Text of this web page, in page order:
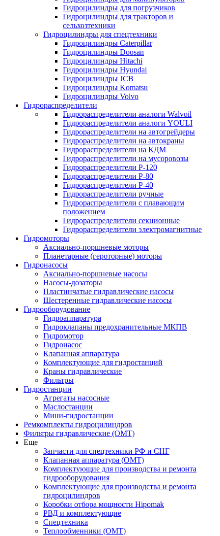
Гидроцилиндры для погрузчиков
Гидроцилиндры для тракторов и
сельхозтехники
Гидроцилиндры для спецтехники
Гидроцилиндры Caterpillar
Гидроцилиндры Doosan
Гидроцилиндры Hitachi
Гидроцилиндры Hyundai
Гидроцилиндры JCB
Гидроцилиндры Komatsu
Гидроцилиндры Volvo
Гидрораспределители
Гидрораспределители аналоги Walvoil
Гидрораспределители аналоги YOULI
Гидрораспределители на автогрейдеры
Гидрораспределители на автокраны
Гидрораспределители на КДМ
Гидрораспределители на мусоровозы
Гидрораспределители Р-120
Гидрораспределители Р-80
Гидрораспределители Р-40
Гидрораспределители ручные
Гидрораспределители с плавающим
положением
Гидрораспределители секционные
Гидрораспределители электромагнитные
Гидромоторы
Аксиально-поршневые моторы
Планетарные (героторные) моторы
Гидронасосы
Аксиально-поршневые насосы
Насосы-дозаторы
Пластинчатые гидравлические насосы
Шестеренные гидравлические насосы
Гидрооборудование
Гидроаппаратура
Гидроклапаны предохранительные МКПВ
Гидромотор
Гидронасос
Клапанная аппаратура
Комплектующие для гидростанций
Краны гидравлические
Фильтры
Гидростанции
Агрегаты насосные
Маслостанции
Мини-гидростанции
Ремкомплекты гидроцилиндров
Фильтры гидравлические (OMT)
Еще
Запчасти для спецтехники РФ и СНГ
Клапанная аппаратура (OMT)
Комплектующие для производства и ремонта
гидрооборудования
Комплектующие для производства и ремонта
гидроцилиндров
Коробки отбора мощности Hipomak
РВД и комплектующие
Спецтехника
Теплообменники (OMT)